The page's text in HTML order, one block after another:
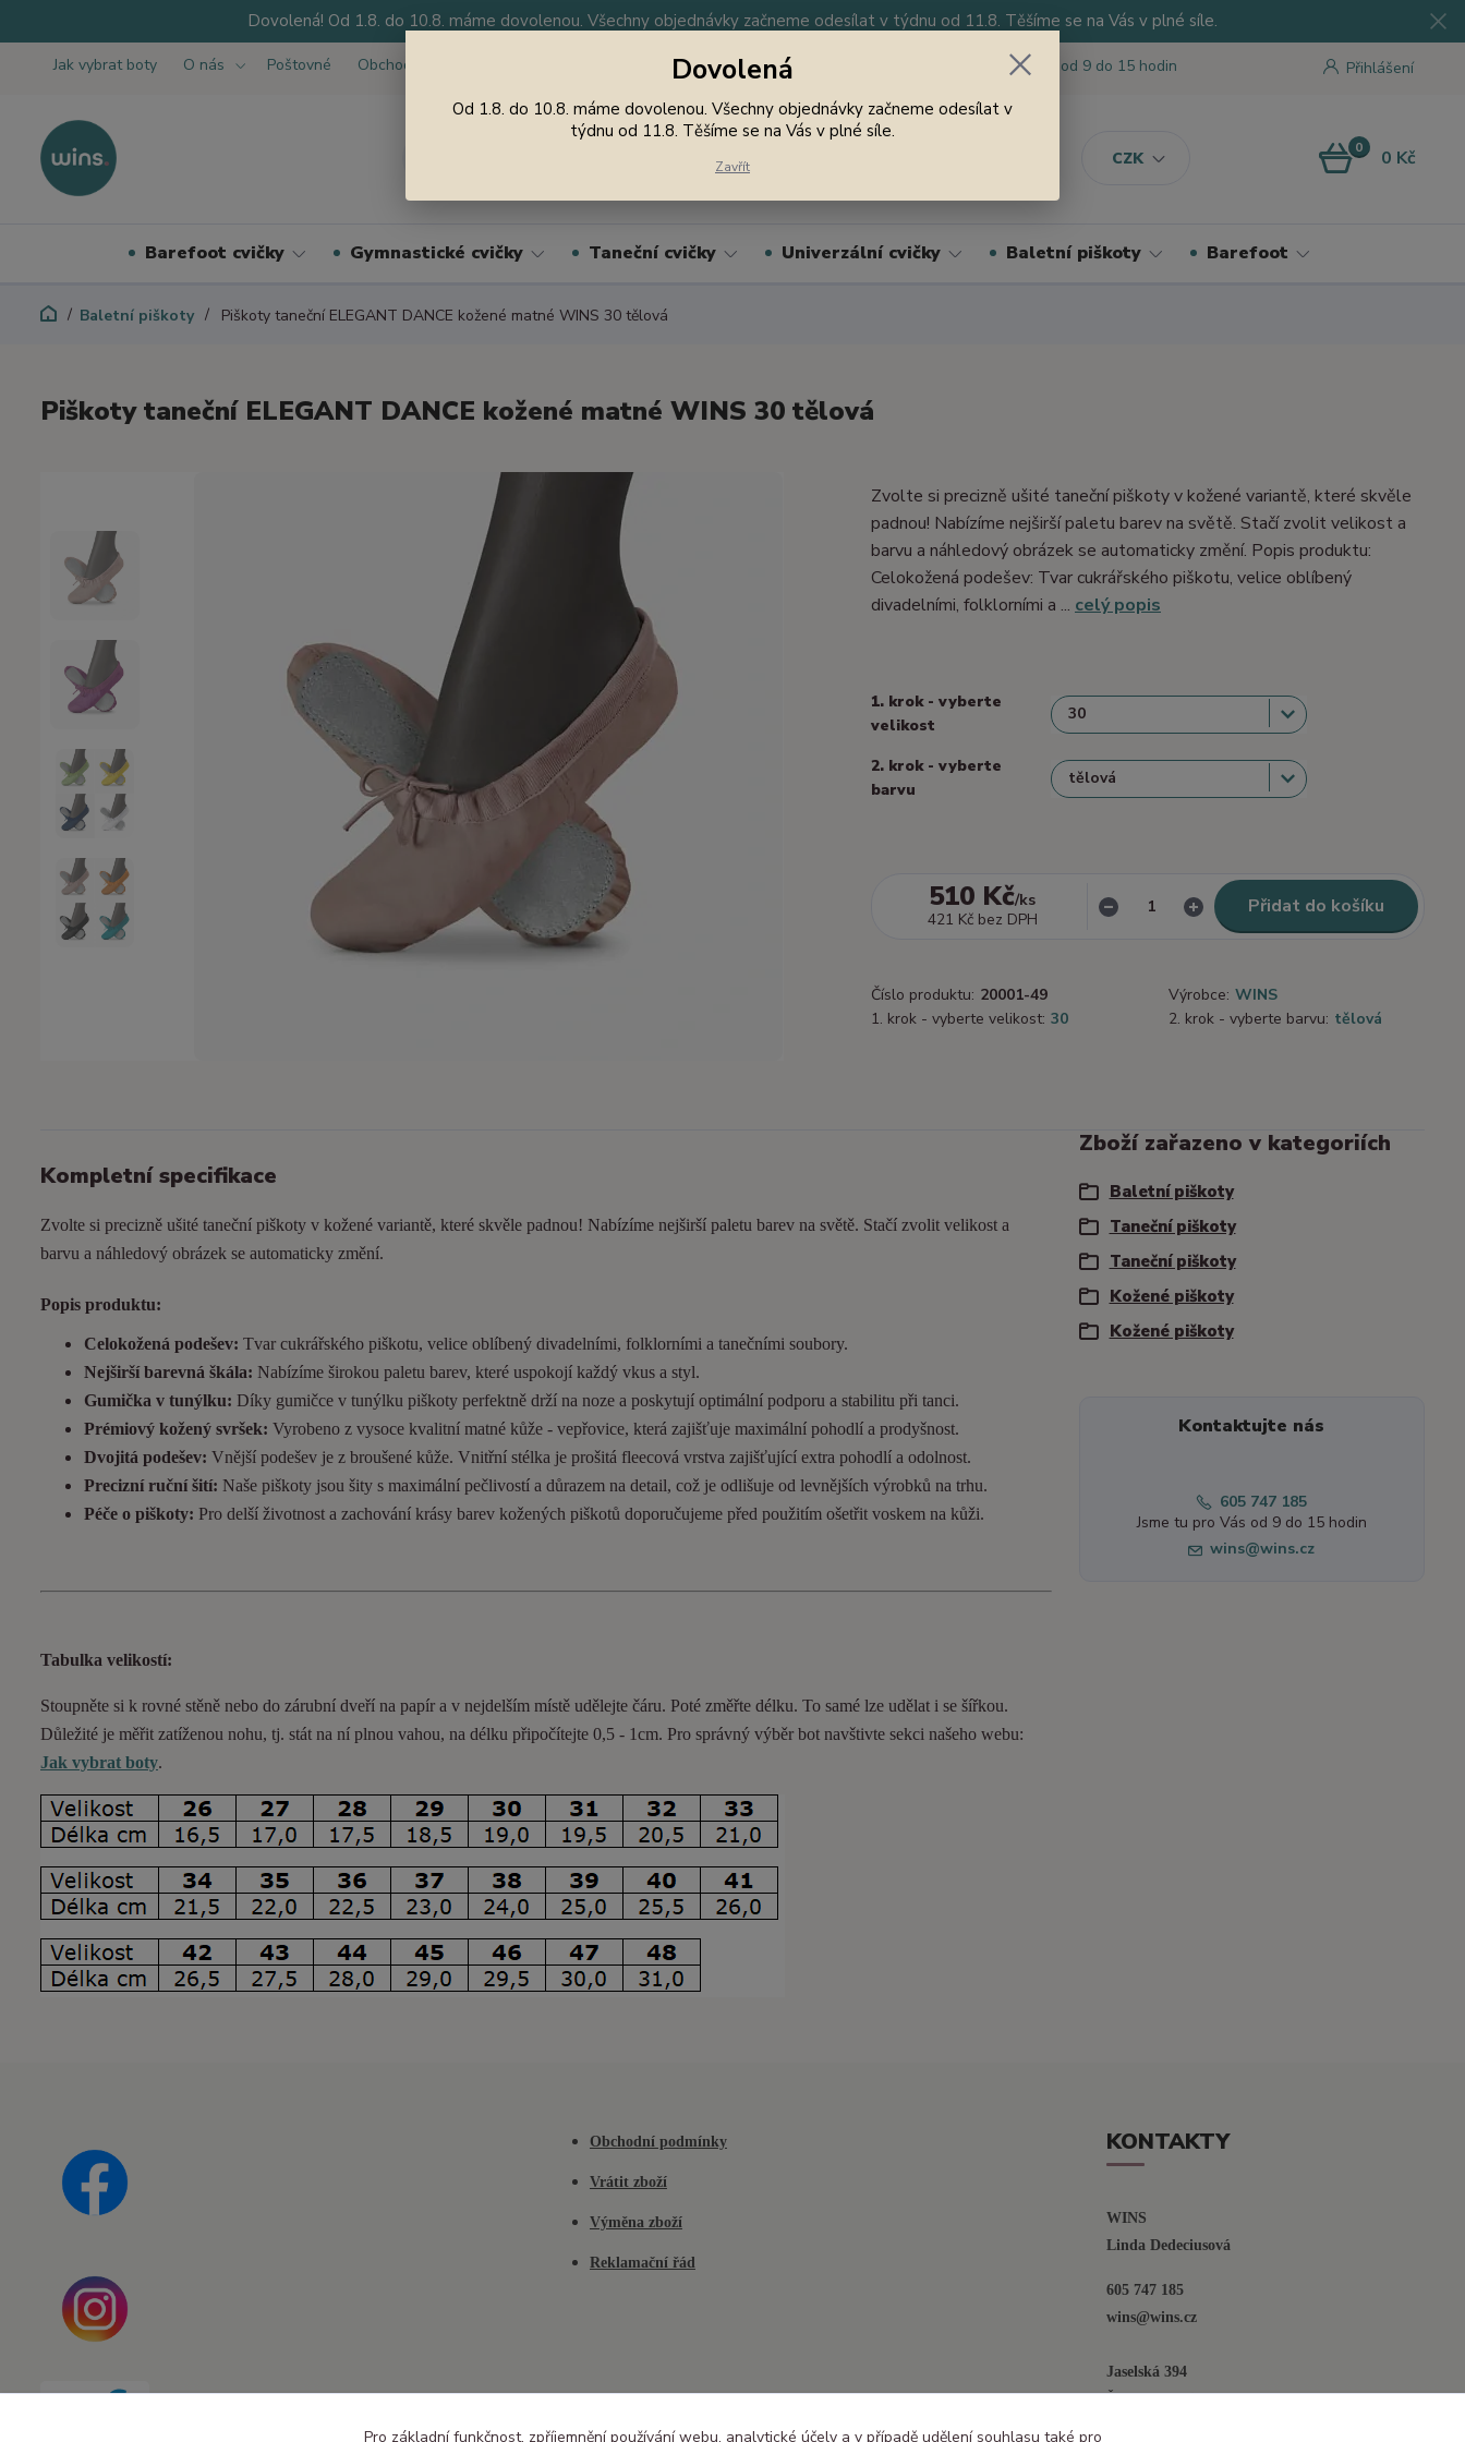
Dovolená! Od 1.8. do 10.8. máme dovolenou. Všechny objednávky začneme odesílat v týdnu od 11.8. Těšíme se na Vás v plné síle.
Jak vybrat boty O nás Poštovné Obchodní podmínky
CZK
Přihlášení
Nevíte si rady? Zavolejte. Jsme tu pro Vás od 9 do 15 hodin
0 0 Kč
Barefoot cvičky Gymnastické cvičky Taneční cvičky Univerzální cvičky Baletní piškoty Barefoot
Baletní piškoty Piškoty taneční ELEGANT DANCE kožené matné WINS 30 tělová
Piškoty taneční ELEGANT DANCE kožené matné WINS 30 tělová
Zvolte si precizně ušité taneční piškoty v kožené variantě, které skvěle
padnou! Nabízíme nejširší paletu barev na světě. Stačí zvolit velikost a
barvu a náhledový obrázek se automaticky změní. Popis produktu:
Celokožená podešev: Tvar cukrářského piškotu, velice oblíbený
divadelními, folklorními a ... celý popis
1. krok - vyberte
velikost
2. krok - vyberte
barvu
510 Kč/ks
421 Kč bez DPH
Přidat do košíku
Číslo produktu: 20001-49 Výrobce: WINS
1. krok - vyberte velikost: 30 2. krok - vyberte barvu: tělová
Kompletní specifikace
Zvolte si precizně ušité taneční piškoty v kožené variantě, které skvěle padnou! Nabízíme nejširší paletu barev na světě. Stačí zvolit velikost a
barvu a náhledový obrázek se automaticky změní.
Popis produktu:
Celokožená podešev: Tvar cukrářského piškotu, velice oblíbený divadelními, folklorními a tanečními soubory.
Nejširší barevná škála: Nabízíme širokou paletu barev, které uspokojí každý vkus a styl.
Gumička v tunýlku: Díky gumičce v tunýlku piškoty perfektně drží na noze a poskytují optimální podporu a stabilitu při tanci.
Prémiový kožený svršek: Vyrobeno z vysoce kvalitní matné kůže - vepřovice, která zajišťuje maximální pohodlí a prodyšnost.
Dvojitá podešev: Vnější podešev je z broušené kůže. Vnitřní stélka je prošitá fleecová vrstva zajišťující extra pohodlí a odolnost.
Precizní ruční šití: Naše piškoty jsou šity s maximální pečlivostí a důrazem na detail, což je odlišuje od levnějších výrobků na trhu.
Péče o piškoty: Pro delší životnost a zachování krásy barev kožených piškotů doporučujeme před použitím ošetřit voskem na kůži.
Tabulka velikostí:
Stoupněte si k rovné stěně nebo do zárubní dveří na papír a v nejdelším místě udělejte čáru. Poté změřte délku. To samé lze udělat i se šířkou.
Důležité je měřit zatíženou nohu, tj. stát na ní plnou vahou, na délku připočítejte 0,5 - 1cm. Pro správný výběr bot navštivte sekci našeho webu:
Jak vybrat boty.
Zboží zařazeno v kategoriích
Baletní piškoty
Taneční piškoty
Taneční piškoty
Kožené piškoty
Kožené piškoty
Kontaktujte nás
605 747 185
Jsme tu pro Vás od 9 do 15 hodin
wins@wins.cz
Obchodní podmínky
Vrátit zboží
Výměna zboží
Reklamační řád
KONTAKTY
WINS
Linda Dedeciusová
605 747 185
wins@wins.cz
Jaselská 394
Šenov u N. Jičína
Dovolená
Od 1.8. do 10.8. máme dovolenou. Všechny objednávky začneme odesílat v
týdnu od 11.8. Těšíme se na Vás v plné síle.
Zavřít
Pro základní funkčnost, zpříjemnění používání webu, analytické účely a v případě udělení souhlasu také pro